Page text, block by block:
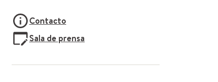
Contacto
Sala de prensa